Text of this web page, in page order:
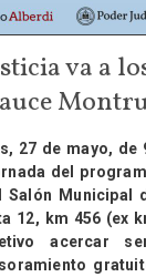
va a
27 de mayo, de
del
Salón Municipal
12, km 456 (ex
acercar